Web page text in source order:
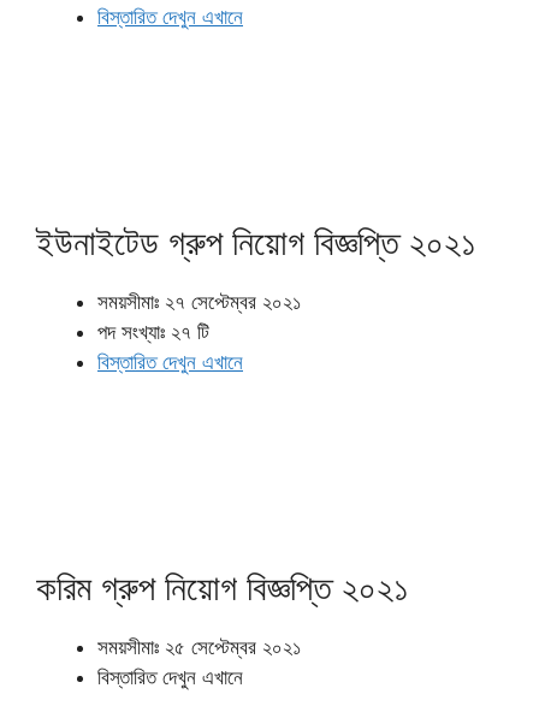
বিস্তারিত দেখুন এখানে
ইউনাইটেড গ্রুপ নিয়োগ বিজ্ঞপ্তি ২০২১
সময়সীমাঃ ২৭ সেপ্টেম্বর ২০২১
পদ সংখ্যাঃ ২৭ টি
বিস্তারিত দেখুন এখানে
করিম গ্রুপ নিয়োগ বিজ্ঞপ্তি ২০২১
সময়সীমাঃ ২৫ সেপ্টেম্বর ২০২১
বিস্তারিত দেখুন এখানে